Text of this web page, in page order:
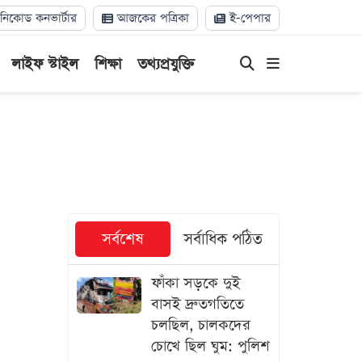
কনভার্টার আজকের পত্রিকা ই-পেপার
লাইফ স্টাইল শিক্ষা তথ্যপ্রযুক্তি
সর্বশেষ সর্বাধিক পঠিত
ফাঁকা সড়কে দুই
বাসই দ্রুতগতিতে
চলছিল, চালকদের
চোখে ছিল ঘুম: পুলিশ